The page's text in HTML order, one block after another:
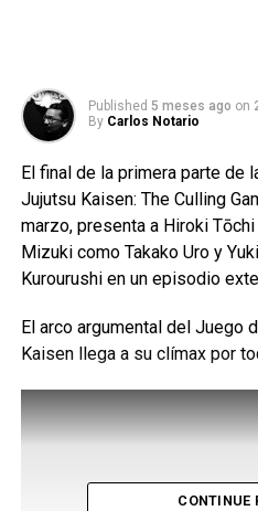
Published 5 meses ago on
By Carlos Notario
El final de la primera parte de
Jujutsu Kaisen: The Culling
marzo, presenta a Hiroki
Mizuki como Takako Uro y
Kurourushi en un episodio
El arco argumental del Juego
Kaisen llega a su clímax por
CONTINUE